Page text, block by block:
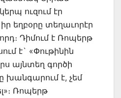
ուզում էր
եղբօրը տեղաւորէր
Դիմում է Ռոպերթ
է` «Փութինին
այնտեղ գործի
խանգարում է, չեմ
Ռոպերթ